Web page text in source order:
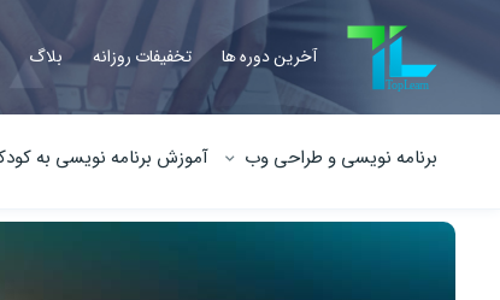
آخرین دوره ها تخفیفات روزانه بلاگ
برنامه نویسی و طراحی وب آموزش برنامه نویسی به